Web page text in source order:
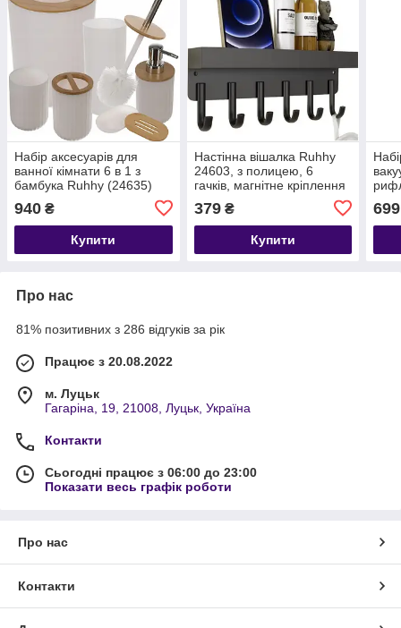
Набір аксесуарів для
ванної кімнати 6 в 1 з
бамбука Ruhhy (24635)
940 ₴
Купити
Настінна вішалка Ruhhy
24603, з полицею, 6
гачків, магнітне кріплення
379₴
Купити
699
Про нас
81% позитивних з 286 відгуків за рік
Працює з 20.08.2022
м. Луцьк
Гагаріна, 19, 21008, Луцьк, Україна
Контакти
Сьогодні працює з 06:00 до 23:00
Показати весь графік роботи
Про нас
Контакти